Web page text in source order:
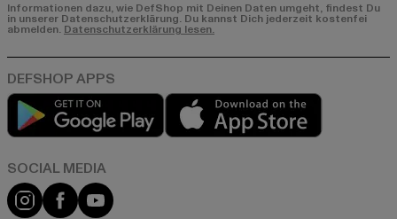
Informationen dazu, wie DefShop mit Deinen Daten umgeht, findest Du
in unserer Datenschutzerklärung. Du kannst Dich jederzeit kostenfei
abmelden. Datenschutzerklärung lesen.
Play market
Instagram
FacebookYouTube